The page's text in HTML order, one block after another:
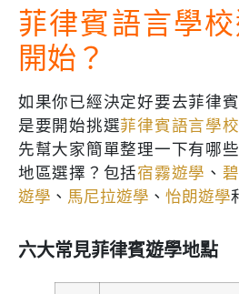
菲律賓語言學
開始？
如果你已經決定好要去菲律
是要開始挑選菲律賓語言學校
先幫大家簡單整理一下有哪
地區選擇？包括宿霧遊學 、
遊學 、 馬尼拉遊學 、 怡朗遊學
六大常見菲律賓遊學地點